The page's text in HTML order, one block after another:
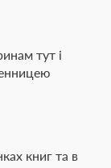
тут і
книг та в